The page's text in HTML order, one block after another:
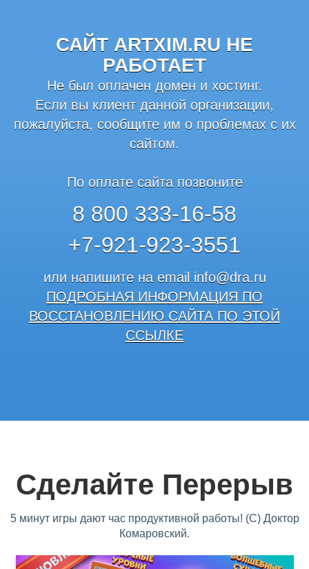
САЙТ ARTXIM.RU НЕ
РАБОТАЕТ
Не был оплачен домен и хостинг.
Если вы клиент данной организации,
пожалуйста, сообщите им о проблемах с их
сайтом.
По оплате сайта позвоните
8 800 333-16-58
+7-921-923-3551
или напишите на email info@dra.ru
ПОДРОБНАЯ ИНФОРМАЦИЯ ПО
ВОССТАНОВЛЕНИЮ САЙТА ПО ЭТОЙ
ССЫЛКЕ
Сделайте Перерыв
5 минут игры дают час продуктивной работы! (С) Доктор
Комаровский.